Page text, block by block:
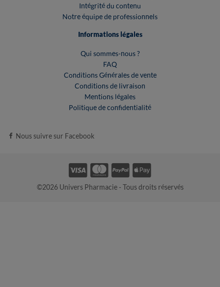
Intégrité du contenu
Notre équipe de professionnels
Informations légales
Qui sommes-nous ?
FAQ
Conditions Générales de vente
Conditions de livraison
Mentions légales
Politique de confidentialité
Nous suivre sur Facebook
©2026 Univers Pharmacie - Tous droits réservés